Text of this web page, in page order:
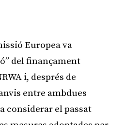
Europea va
del finançament
i, després de
entre ambdues
considerar el passat